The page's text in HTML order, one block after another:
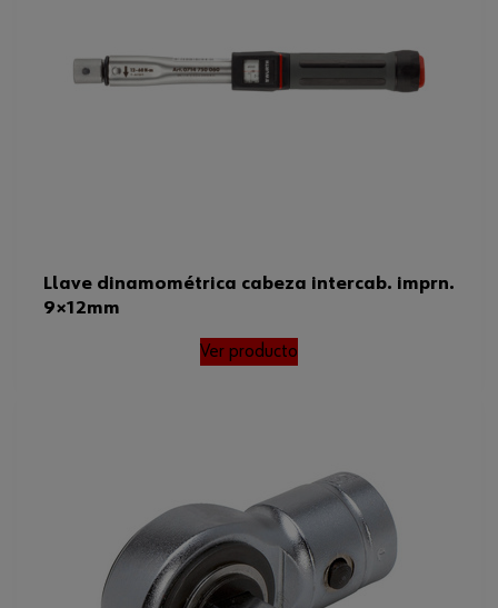
Llave dinamométrica cabeza intercab. imprn.
9×12mm
Ver producto